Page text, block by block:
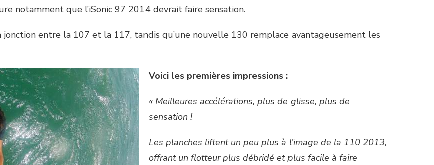
notamment que l’iSonic 97 2014 devrait faire sensation.
jonction entre la 107 et la 117, tandis qu’une nouvelle 130 remplace avantageusement les
Voici les premières impressions :
« Meilleures accélérations, plus de glisse, plus de
sensation !
Les planches liftent un peu plus à l’image de la 110 2013,
offrant un flotteur plus débridé et plus facile à faire